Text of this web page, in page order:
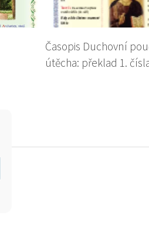
Časopis Duchovní
útěcha: překlad 1.